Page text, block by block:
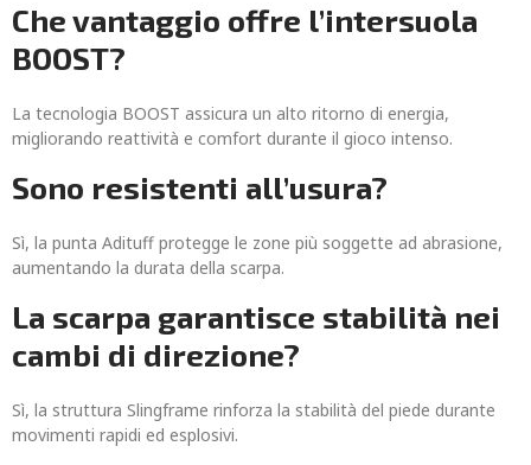
Che vantaggio offre l’intersuola
BOOST?
La tecnologia BOOST assicura un alto ritorno di energia,
migliorando reattività e comfort durante il gioco intenso.
Sono resistenti all’usura?
Sì, la punta Adituff protegge le zone più soggette ad abrasione,
aumentando la durata della scarpa.
La scarpa garantisce stabilità nei
cambi di direzione?
Sì, la struttura Slingframe rinforza la stabilità del piede durante
movimenti rapidi ed esplosivi.